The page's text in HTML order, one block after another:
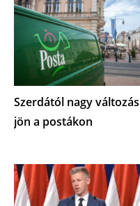
Szerdától nagy változás
jön a postákon